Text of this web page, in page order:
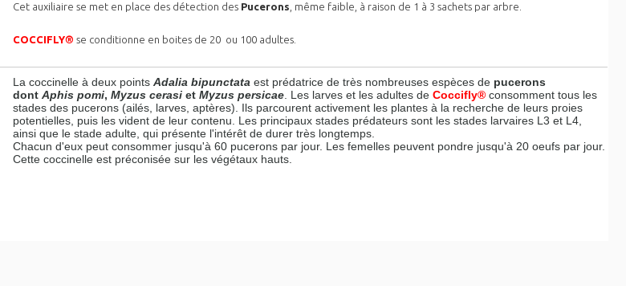
Cet auxiliaire se met en place des détection des Pucerons , même faible, à raison de 1 à 3 sachets par arbre.
COCCIFLY® se conditionne en boites de 20 ou 100 adultes.
La coccinelle à deux pointsAdalia bipunctata est prédatrice de très nombreuses espèces de pucerons
dontAphis pomi,Myzus cerasi etMyzus persicae . Les larves et les adultes deCoccifly®consomment tous les
stades des pucerons (ailés, larves, aptères). Ils parcourent activement les plantes à la recherche de leurs proies
potentielles, puis les vident de leur contenu. Les principaux stades prédateurs sont les stades larvaires L3 et L4,
ainsi que le stade adulte, qui présente l'intérêt de durer très longtemps.
Chacun d'eux peut consommer jusqu'à 60 pucerons par jour. Les femelles peuvent pondre jusqu'à 20 oeufs par jour.
Cette coccinelle est préconisée sur les végétaux hauts.